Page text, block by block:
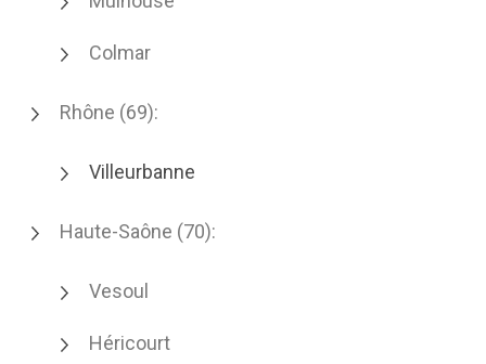
Colmar
Rhône (69):
Villeurbanne
Haute-Saône (70):
Vesoul
Héricourt